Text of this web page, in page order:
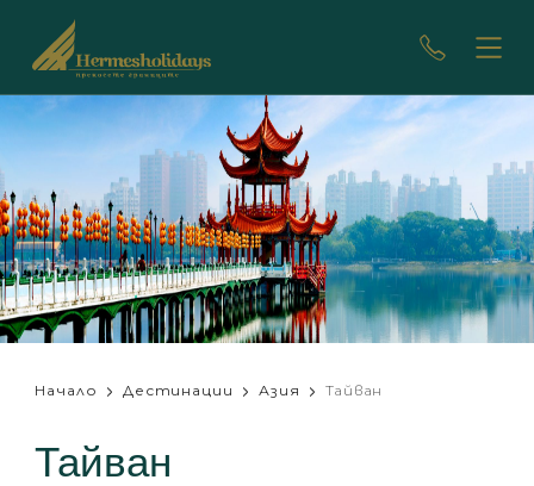
Начало Дестинации Азия Тайван
Тайван